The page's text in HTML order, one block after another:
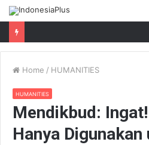
Home / HUMANITIES
HUMANITIES
Mendikbud:
Hanya Digunakan